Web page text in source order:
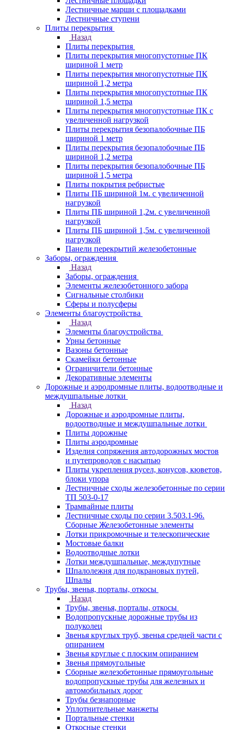
Лестничные марши с площадками
Лестничные ступени
Плиты перекрытия
Назад
Плиты перекрытия
Плиты перекрытия многопустотные ПК
шириной 1 метр
Плиты перекрытия многопустотные ПК
шириной 1,2 метра
Плиты перекрытия многопустотные ПК
шириной 1,5 метра
Плиты перекрытия многопустотные ПК с
увеличенной нагрузкой
Плиты перекрытия безопалобочные ПБ
шириной 1 метр
Плиты перекрытия безопалобочные ПБ
шириной 1,2 метра
Плиты перекрытия безопалобочные ПБ
шириной 1,5 метра
Плиты покрытия ребристые
Плиты ПБ шириной 1м. с увеличенной
нагрузкой
Плиты ПБ шириной 1,2м. с увеличенной
нагрузкой
Плиты ПБ шириной 1,5м. с увеличенной
нагрузкой
Панели перекрытий железобетонные
Заборы, ограждения
Назад
Заборы, ограждения
Элементы железобетонного забора
Сигнальные столбики
Сферы и полусферы
Элементы благоустройства
Назад
Элементы благоустройства
Урны бетонные
Вазоны бетонные
Скамейки бетонные
Ограничители бетонные
Декоративные элементы
Дорожные и аэродромные плиты, водоотводные и
междушпальные лотки
Назад
Дорожные и аэродромные плиты,
водоотводные и междушпальные лотки
Плиты дорожные
Плиты аэродромные
Изделия сопряжения автодорожных мостов
и путепроводов с насыпью
Плиты укрепления русел, конусов, кюветов,
блоки упора
Лестничные сходы железобетонные по серии
ТП 503-0-17
Трамвайные плиты
Лестничные сходы по серии 3.503.1-96.
Сборные Железобетонные элементы
Лотки прикромочные и телескопические
Мостовые балки
Водоотводные лотки
Лотки междушпальные, междупутные
Шпалолежня для подкрановых путей,
Шпалы
Трубы, звенья, порталы, откосы
Назад
Трубы, звенья, порталы, откосы
Водопропускные дорожные трубы из
полуколец
Звенья круглых труб, звенья средней части с
опиранием
Звенья круглые с плоским опиранием
Звенья прямоугольные
Сборные железобетонные прямоугольные
водопропускные трубы для железных и
автомобильных дорог
Трубы безнапорные
Уплотнительные манжеты
Портальные стенки
Откосные стенки